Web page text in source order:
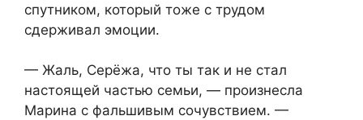
спутником, который тоже с трудом
сдерживал эмоции.
— Жаль, Серёжа, что ты так и не стал
настоящей частью семьи, — произнесла
Марина с фальшивым сочувствием. —